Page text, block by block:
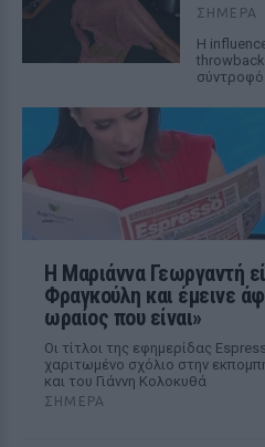
ΣΉΜΕΡΑ
Η
throwback
σύντροφό
Η Μαριάννα Γεωργαντή
Φραγκούλη και έμεινε
ωραίος που είναι»
Οι τίτλοι της εφημερίδας
χαριτωμένο σχόλιο στην
και του Γιάννη Κολοκυθά
ΣΉΜΕΡΑ